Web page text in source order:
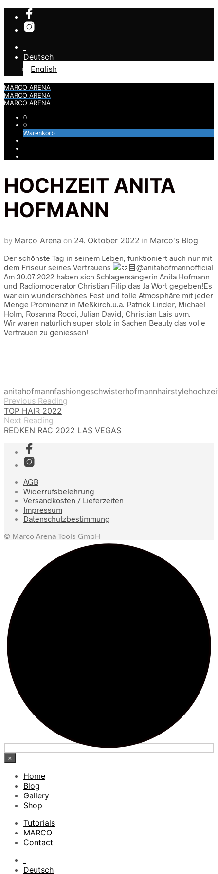
Deutsch
English
MARCO ARENA
MARCO ARENA
MARCO ARENA
0
0
Warenkorb
HOCHZEIT ANITA
HOFMANN
by Marco Arena on 24. Oktober 2022 in Marco's Blog
Der schönste Tag in seinem Leben, funktioniert auch nur mit
dem Friseur seines Vertrauens
@anitahofmannofficial
Am 30.07.2022 haben sich Schlagersängerin Anita Hofmann
und Radiomoderator Christian Filip das Ja Wort gegeben!Es
war ein wunderschönes Fest und tolle Atmosphäre mit jeder
Menge Prominenz in Meßkirch.u.a. Patrick Linder, Michael
Holm, Rosanna Rocci, Julian David, Christian Lais uvm.
Wir waren natürlich super stolz in Sachen Beauty das volle
Vertrauen zu geniessen!
anitahofmannfashiongeschwisterhofmannhairstyle
Previous Reading
TOP HAIR 2022
Next Reading
REDKEN RAC 2022 LAS VEGAS
AGB
Widerrufsbelehrung
Versandkosten / Lieferzeiten
Impressum
Datenschutzbestimmung
© Marco Arena Tools GmbH
×
Home
Blog
Gallery
Shop
Tutorials
MARCO
Contact
Deutsch